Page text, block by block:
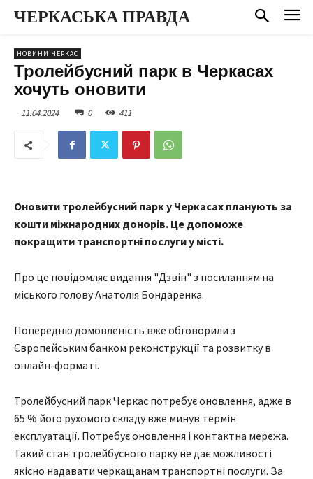
ЧЕРКАСЬКА ПРАВДА
НОВИНИ ЧЕРКАС
Тролейбусний парк в Черкасах
хочуть оновити
11.04.2024 0 411
Оновити тролейбусний парк у Черкасах планують за
кошти міжнародних донорів. Це допоможе
покращити транспортні послуги у місті.
Про це повідомляє видання "Дзвін" з посиланням на
міського голову Анатолія Бондаренка.
Попередню домовленість вже обговорили з
Європейським банком реконструкції та розвитку в
онлайн-форматі.
Тролейбусний парк Черкас потребує оновлення, адже в
65 % його рухомого складу вже минув термін
експлуатації. Потребує оновлення і контактна мережа.
Такий стан тролейбусного парку не дає можливості
якісно надавати черкащанам транспортні послуги. За